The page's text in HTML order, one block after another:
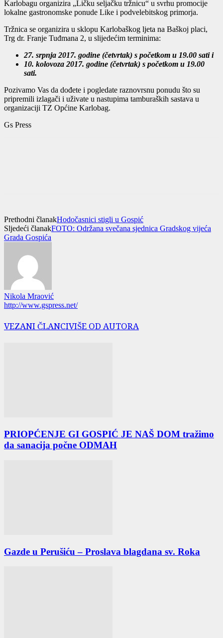
Karlobagu organizira „Ličku seljačku tržnicu“ u svrhu promocije
lokalne gastronomske ponude Like i podvelebitskog primorja.
Tržnica se organizira u sklopu Karlobaškog ljeta na Baškoj placi,
Trg dr. Franje Tuđmana 2, u slijedećim terminima:
27. srpnja 2017. godine (četvrtak) s početkom u 19.00 sati i
10. kolovoza 2017. godine (četvrtak) s početkom u 19.00
sati.
Pozivamo Vas da dođete i pogledate raznovrsnu ponudu što su
pripremili izlagači i uživate u nastupima tamburaških sastava u
organizaciji TZ Općine Karlobag.
Gs Press
Prethodni članakHodočasnici stigli u Gospić
Sljedeći članakFOTO: Održana svečana sjednica Gradskog vijeća
Grada Gospića
Nikola Mraović
http://www.gspress.net/
VEZANI ČLANCIVIŠE OD AUTORA
PRIOPĆENJE GI GOSPIĆ JE NAŠ DOM tražimo
da sanacija počne ODMAH
Gazde u Perušiću – Proslava blagdana sv. Roka